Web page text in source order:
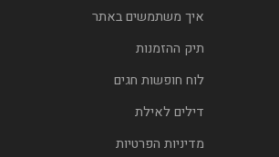
איך משתמשים באתר
תיק ההזמנות
לוח חופשות חגים
דילים לאילת
מדיניות הפרטיות